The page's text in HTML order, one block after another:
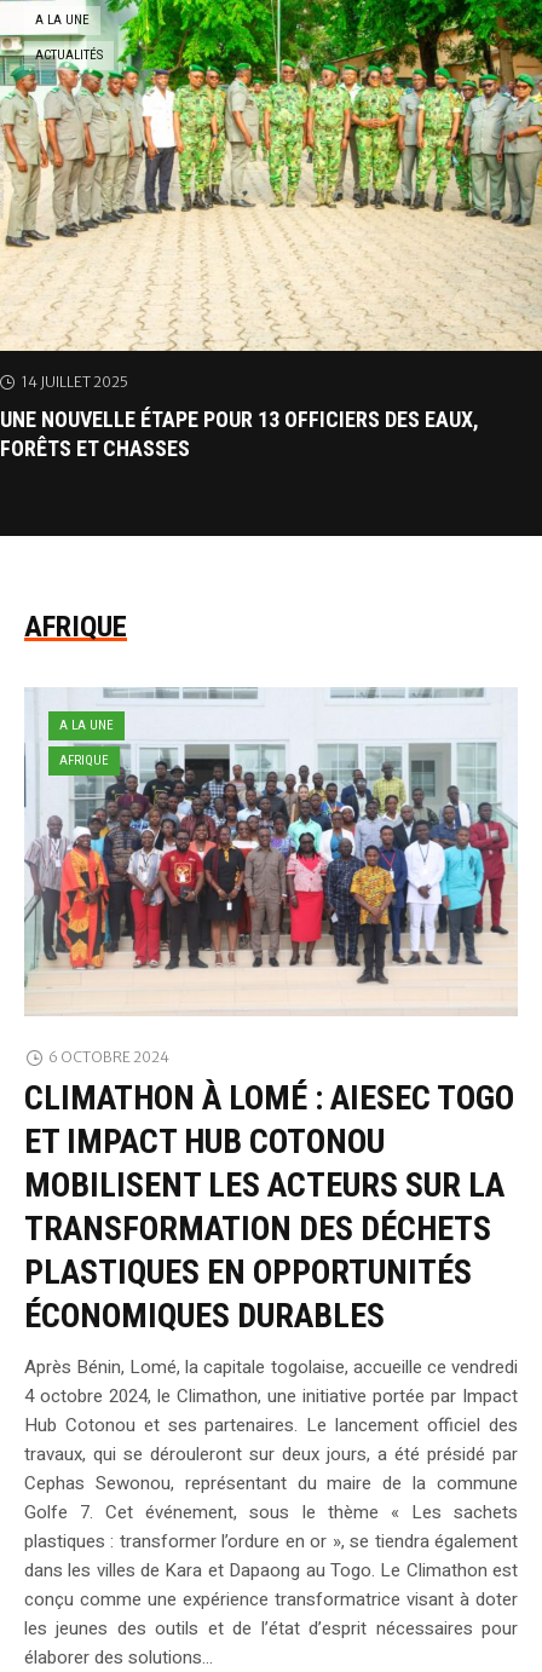
A LA UNE
ACTUALITÉS
14 JUILLET 2025
UNE NOUVELLE ÉTAPE POUR 13 OFFICIERS DES EAUX,
FORÊTS ET CHASSES
AFRIQUE
A LA UNE
AFRIQUE
6 OCTOBRE 2024
CLIMATHON À LOMÉ : AIESEC TOGO
ET IMPACT HUB COTONOU
MOBILISENT LES ACTEURS SUR LA
TRANSFORMATION DES DÉCHETS
PLASTIQUES EN OPPORTUNITÉS
ÉCONOMIQUES DURABLES
Après Bénin, Lomé, la capitale togolaise, accueille ce vendredi
4 octobre 2024, le Climathon, une initiative portée par Impact
Hub Cotonou et ses partenaires. Le lancement officiel des
travaux, qui se dérouleront sur deux jours, a été présidé par
Cephas Sewonou, représentant du maire de la commune
Golfe 7. Cet événement, sous le thème « Les sachets
plastiques : transformer l’ordure en or », se tiendra également
dans les villes de Kara et Dapaong au Togo. Le Climathon est
conçu comme une expérience transformatrice visant à doter
les jeunes des outils et de l’état d’esprit nécessaires pour
élaborer des solutions...